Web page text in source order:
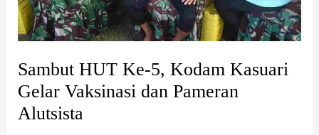
Sambut HUT Ke-5, Kodam Kasuari
Gelar Vaksinasi dan Pameran
Alutsista
dan
Pameran
Alutsista